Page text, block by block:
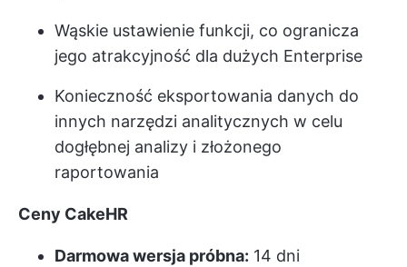
Wąskie ustawienie funkcji, co ogranicza
jego atrakcyjność dla dużych Enterprise
Konieczność eksportowania danych do
innych narzędzi analitycznych w celu
dogłębnej analizy i złożonego
raportowania
Ceny CakeHR
Darmowa wersja próbna: 14 dni